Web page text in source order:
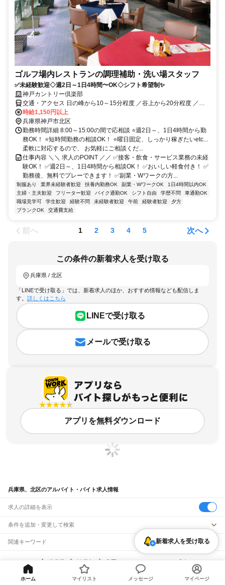
ゴルフ場内レストランの調理補助・洗い場スタッフ
✅未経験歓迎◇週2日～1日4時間〜OK◇シフト希望制✨
神戸カントリー倶楽部
交通・アクセス 日の峰から10～15分程度 ／谷上から20分程度 ／西
神中央工業団地から25分程度 ／志染駅から15分程度／南ウッディー
タウンから35分程度） ・岡場駅から(30分程度)
時給1,150円以上
兵庫県神戸市北区
勤務時間詳細 8:00～15:00の間で応相談 ⭐週2日～、1日4時間から勤
務OK！ ⭐短時間勤務の相談OK！ ⭐曜日固定、しっかり稼ぎたいetc...
柔軟に対応するので、 お気軽にご相談くだ...
仕事内容 ＼＼ 求人のPOINT ／／ ✅接客・飲食・サービス業務の未経
験OK！ ✅週2日～、1日4時間から相談OK！ ✅おいしい軽食付き！ ✅
勤務後、無料でプレーできます！ ✅副業・Wワークの方...
制服あり 業界未経験者歓迎 扶養内勤務OK 副業・WワークOK
1日4時間以内OK
主婦・主夫歓迎
フリーター歓迎 バイク通勤OK シフト自由 学歴不問
車通勤OK
職場見学可
学生歓迎 経験不問 未経験者歓迎 午前 経験者歓迎
夕方
ブランクOK
交通費支給
前へ 1 2 3 4 5 次へ
この条件の新着求人を受け取る
兵庫県 / 北区
「LINEで受け取る」では、新着求人のほか、おすすめ情報なども配信しま
す。 詳しくはこちら
LINEで受け取る
メールで受け取る
アプリを無料ダウンロード
兵庫県、北区のアルバイト・バイト求人情報
求人の詳細を表示
条件を追加・変更して検索
市区町村を追加・変更
兵庫県
神戸市
東灘区
長田区須磨区 北区中央区西区
駅を追加・変更
JR神戸線(大阪～神戸)
職種を追加・変更
関連キーワード
兵庫県 神戸市 北区 神戸北兵庫県 神戸市北区
兵庫県 神戸市 北区 神戸北町
兵庫県 神戸市 北区 兵庫県神戸市北区
兵庫県 神戸市 北区のアルバイト・バイト・求人
新着求人を受け取る
ホーム マイリスト メッセージ マイページ